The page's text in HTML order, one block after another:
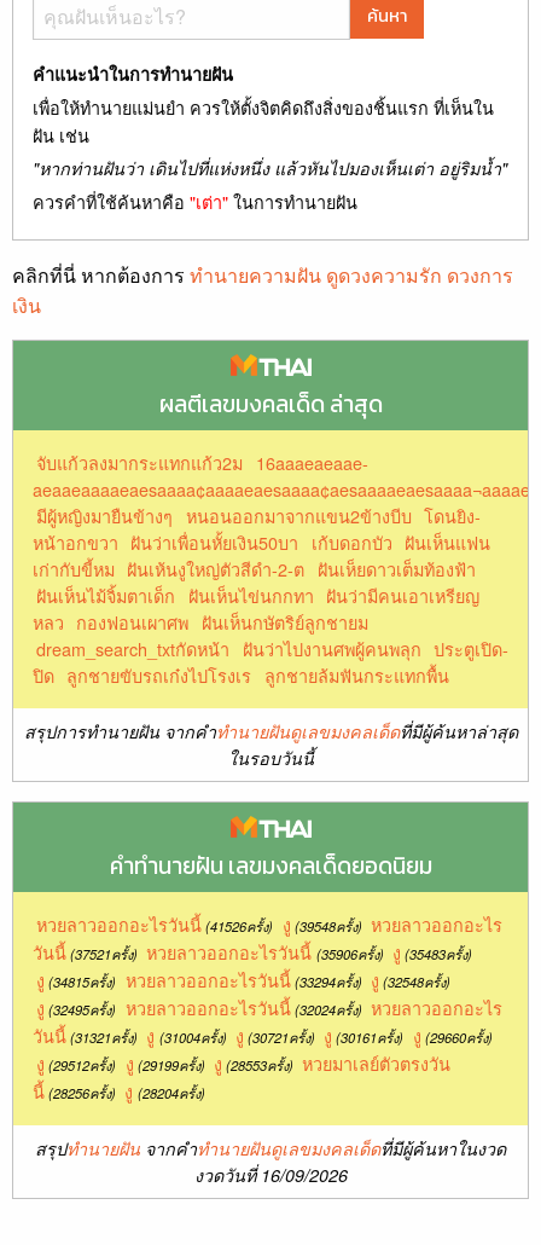
ค้นหา
คำแนะนำในการทำนายฝัน
เพื่อให้ทำนายแม่นยำ ควรให้ตั้งจิตคิดถึงสิ่งของชิ้นแรก ที่เห็นใน
ฝัน เช่น
"หากท่านฝันว่า เดินไปที่แห่งหนึ่ง แล้วหันไปมองเห็นเต่า อยู่ริมน้ำ"
ควรคำที่ใช้ค้นหาคือ "เต่า"ในการทำนายฝัน
คลิกที่นี่ หากต้องการ ทำนายความฝัน ดูดวงความรัก ดวงการ
เงิน
ผลตีเลขมงคลเด็ด ล่าสุด
จับแก้วลงมากระแทกแก้ว2ม
16aaaeaeaae-
มีผู้หญิงมายืนข้างๆ หนอนออกมาจากแขน2ข้างบีบ โดนยิง-
หน้าอกขวา ฝันว่าเพื่อนหั้ยเงิน50บา เก้บดอกบัว ฝันเห็นแฟน
เก่ากับขี้หม ฝันเห้นงูใหญ่ตัวสีดำ-2-ต ฝันเห็ยดาวเต็มท้องฟ้า
ฝันเห็นไม้จิ้มตาเด็ก
ฝันเห็นไข่นกกทา ฝันว่ามีคนเอาเหรียญ
หลว กองฟอนเผาศพ ฝันเห็นกษัตริย์ลูกชายม
dream_search_txtกัดหน้า
ฝันว่าไปงานศพผู้คนพลุก ประตูเปิด-
ปิด ลูกชายขับรถเก๋งไปโรงเร ลูกชายล้มฟันกระแทกพื้น
สรุปการทำนายฝัน จากคำทำนายฝันดูเลขมงคลเด็ดที่มีผู้ค้นหาล่าสุด
ในรอบวันนี้
คำทำนายฝัน เลขมงคลเด็ดยอดนิยม
หวยลาวออกอะไรวันนี้ (41526ครั้ง) งู (39548ครั้ง) หวยลาวออกอะไร
วันนี้(37521ครั้ง) หวยลาวออกอะไรวันนี้ (35906ครั้ง) งู (35483ครั้ง)
งู (34815ครั้ง) หวยลาวออกอะไรวันนี้ (33294ครั้ง) งู (32548ครั้ง)
งู (32495ครั้ง) หวยลาวออกอะไรวันนี้ (32024ครั้ง) หวยลาวออกอะไร
วันนี้(31321ครั้ง) งู (31004ครั้ง) งู (30721ครั้ง) งู (30161ครั้ง) งู (29660ครั้ง)
งู (29512ครั้ง) งู (29199ครั้ง) งู (28553ครั้ง) หวยมาเลย์ตัวตรงวัน
นี้(28256ครั้ง) งู (28204ครั้ง)
สรุปทำนายฝัน จากคำทำนายฝันดูเลขมงคลเด็ดที่มีผู้ค้นหาในงวด
งวดวันที่ 16/09/2026